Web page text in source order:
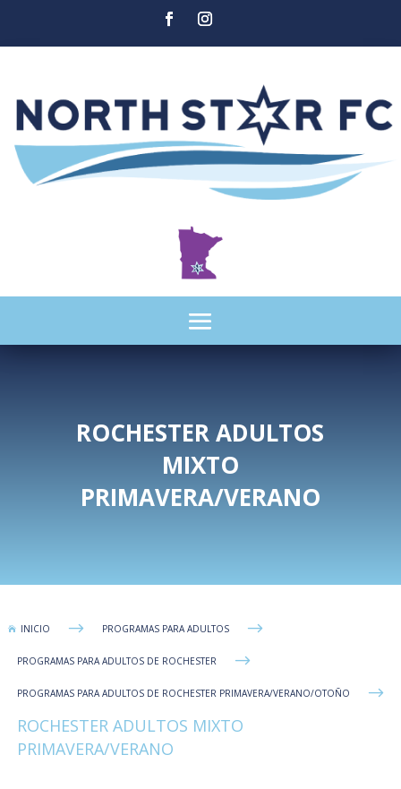
ROCHESTER ADULTOS
MIXTO
PRIMAVERA/VERANO
 INICIO $ PROGRAMAS PARA ADULTOS $
PROGRAMAS PARA ADULTOS DE ROCHESTER $
PROGRAMAS PARA ADULTOS DE ROCHESTER PRIMAVERA/VERANO/OTOÑO $
ROCHESTER ADULTOS MIXTO
PRIMAVERA/VERANO